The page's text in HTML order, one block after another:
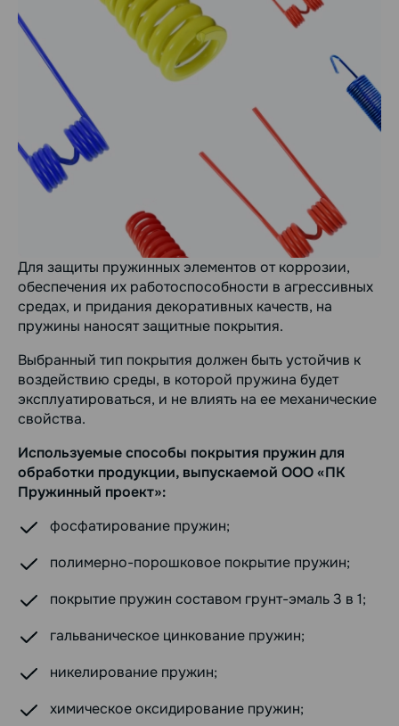
Для защиты пружинных элементов от коррозии,
обеспечения их работоспособности в агрессивных
средах, и придания декоративных качеств, на
пружины наносят защитные покрытия.
Выбранный тип покрытия должен быть устойчив к
воздействию среды, в которой пружина будет
эксплуатироваться, и не влиять на ее механические
свойства.
Используемые способы покрытия пружин для
обработки продукции, выпускаемой ООО «ПК
Пружинный проект»:
фосфатирование пружин;
полимерно-порошковое покрытие пружин;
покрытие пружин составом грунт-эмаль 3 в 1;
гальваническое цинкование пружин;
никелирование пружин;
химическое оксидирование пружин;